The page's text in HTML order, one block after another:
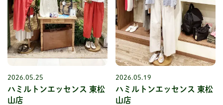
2026.05.25
ハミルトンエッセンス 東松
山店
2026.05.19
ハミルトンエッセンス 東松
山店